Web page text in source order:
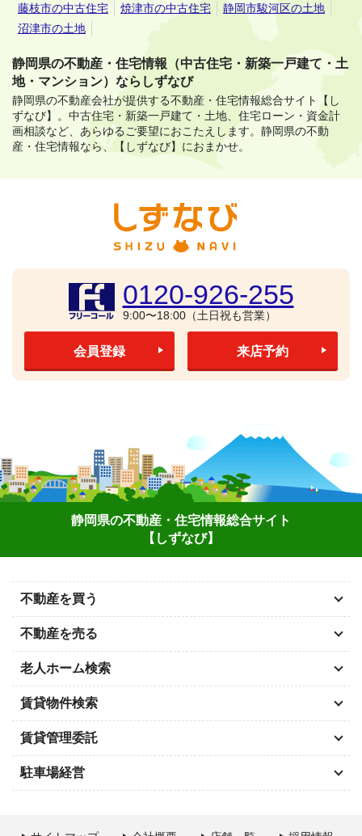
藤枝市の中古住宅
焼津市の中古住宅
静岡市駿河区の土地
沼津市の土地
静岡県の不動産・住宅情報（中古住宅・新築一戸建て・土
地・マンション）ならしずなび
静岡県の不動産会社が提供する不動産・住宅情報総合サイト【し
ずなび】。 中古住宅・新築一戸建て・土地、住宅ローン・資金計
画相談など、あらゆるご要望におこたえします。 静岡県の不動
産・住宅情報なら、【しずなび】におまかせ。
0120-926-255
9:00〜18:00（土日祝も営業）
会員登録 来店予約
静岡県の不動産・住宅情報総合サイト
【しずなび】
不動産を買う
不動産を売る
老人ホーム検索
賃貸物件検索
賃貸管理委託
駐車場経営